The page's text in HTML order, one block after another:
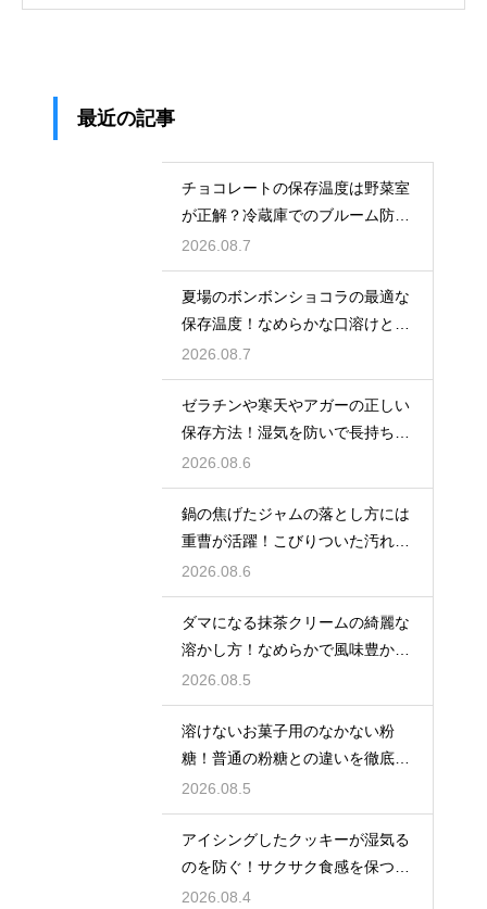
最近の記事
チョコレートの保存温度は野菜室
が正解？冷蔵庫でのブルーム防止
策
2026.08.7
夏場のボンボンショコラの最適な
保存温度！なめらかな口溶けと美
しいツヤを保つための管理方法
2026.08.7
ゼラチンや寒天やアガーの正しい
保存方法！湿気を防いで長持ちさ
せるコツ
2026.08.6
鍋の焦げたジャムの落とし方には
重曹が活躍！こびりついた汚れを
綺麗に落としてピカピカにする技
2026.08.6
ダマになる抹茶クリームの綺麗な
溶かし方！なめらかで風味豊かな
クリームを作る
2026.08.5
溶けないお菓子用のなかない粉
糖！普通の粉糖との違いを徹底解
説
2026.08.5
アイシングしたクッキーが湿気る
のを防ぐ！サクサク食感を保つ裏
技
2026.08.4